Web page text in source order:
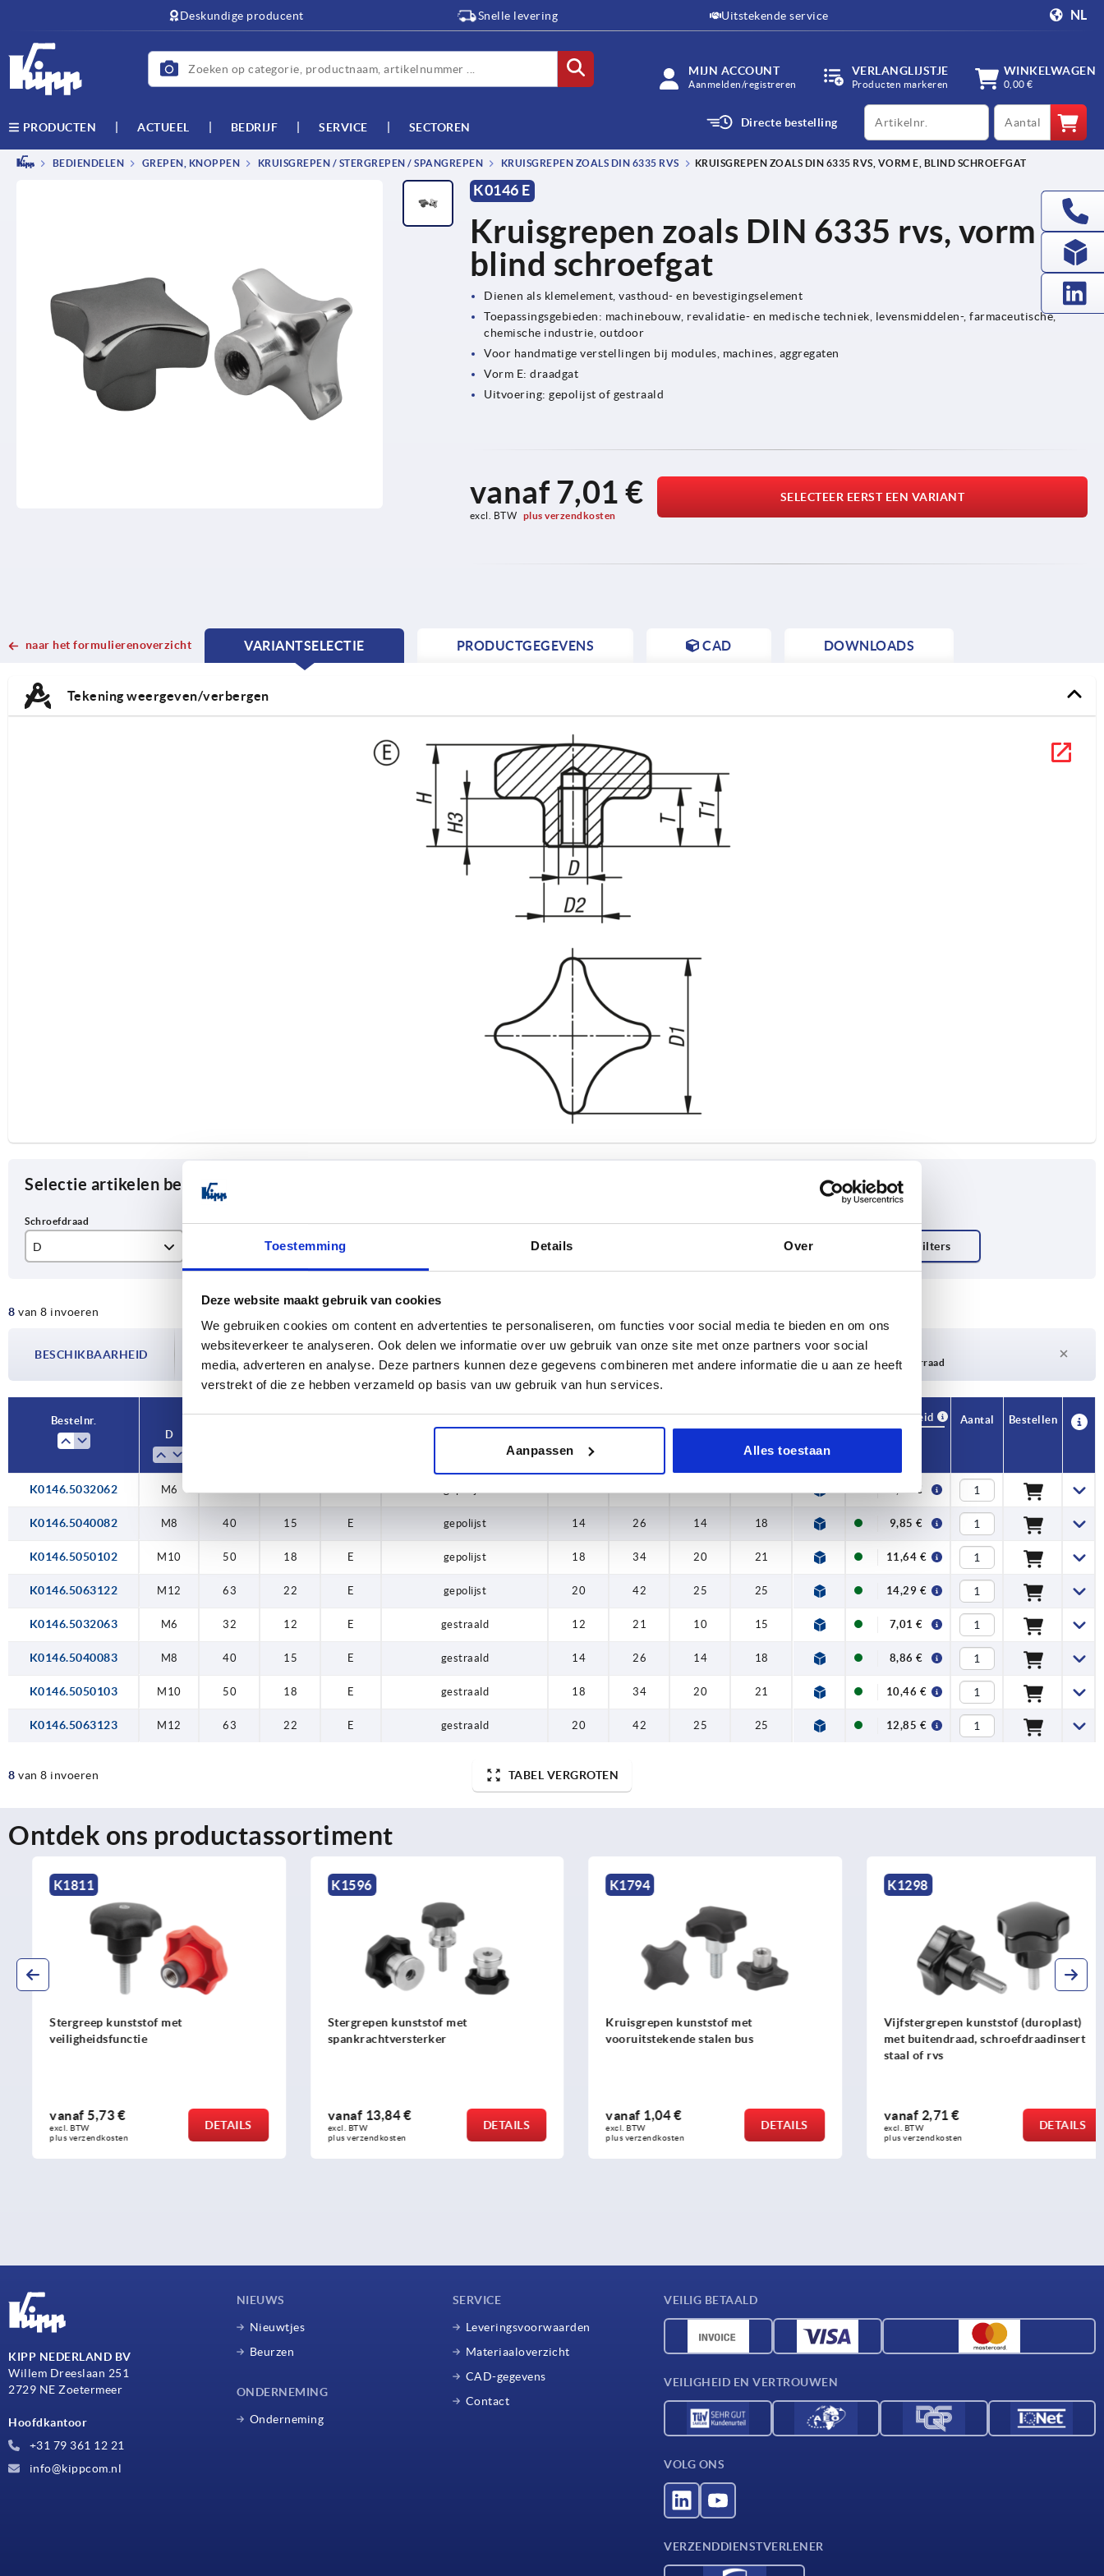
Toestemming Details Over
Deze website maakt gebruik van cookies
We gebruiken cookies om content en advertenties te personaliseren, om functies voor social media te bieden en om ons
websiteverkeer te analyseren. Ook delen we informatie over uw gebruik van onze site met onze partners voor social
media, adverteren en analyse. Deze partners kunnen deze gegevens combineren met andere informatie die u aan ze heeft
verstrekt of die ze hebben verzameld op basis van uw gebruik van hun services.
Aanpassen Alles toestaan
Deskundige producent Snelle levering Uitstekende service NL
MIJN ACCOUNT
Aanmelden/registreren
VERLANGLIJSTJE
Producten markeren
WINKELWAGEN
0,00 €
PRODUCTEN ACTUEEL BEDRIJF SERVICE SECTOREN Directe bestelling
productCode qty
BEDIENDELEN GREPEN, KNOPPEN KRUISGREPEN / STERGREPEN / SPANGREPEN KRUISGREPEN ZOALS DIN 6335 RVS KRUISGREPEN ZOALS DIN 6335 RVS, VORM E, BLIND SCHROEFGAT
K0146 E
Kruisgrepen zoals DIN 6335 rvs, vorm E,
blind schroefgat
Dienen als klemelement, vasthoud- en bevestigingselement
Toepassingsgebieden: machinebouw, revalidatie- en medische techniek, levensmiddelen-, farmaceutische,
chemische industrie, outdoor
Voor handmatige verstellingen bij modules, machines, aggregaten
Vorm E: draadgat
Uitvoering: gepolijst of gestraald
vanaf7,01 €
excl. BTW plus verzendkosten
SELECTEER EERST EEN VARIANT
naar het formulierenoverzicht
VARIANTSELECTIE
CURRENT
CURRENT
PRODUCTGEGEVENS CAD DOWNLOADS
Tekening weergeven/verbergen
Selectie artikelen begrenzen
D
M8
M12
50 18
Vorm Oppervlak basislichaam
8 van 8 invoeren
BESCHIKBAARHEID
bijgewerkt. In de laatste stap voordat je je bestelling afrondt, word je geïnformeerd
over de bevestigde verzenddatum.
1-3 dagen
Levertijd op aanvraag
4-20 dagen
Momenteel niet op voorraad
Bestelnr.
D
Oppervlak basislichaam
Beschikbaarheid
Aantal Bestellen
K0146.5032062 M6 7,78 €
K0146.5040082 M8 40 15 E gepolijst 14 26 14 18 9,85 €
K0146.5050102 M10 50 18 E gepolijst 18 34 20 21 11,64 €
K0146.5063122 M12 63 22 E gepolijst 20 42 25 25 14,29 €
K0146.5032063 M6 32 12 E gestraald 12 21 10 15 7,01 €
K0146.5040083 M8 40 15 E gestraald 14 26 14 18 8,86 €
K0146.5050103 M10 50 18 E gestraald 18 34 20 21 10,46 €
K0146.5063123 M12 63 22 E gestraald 20 42 25 25 12,85 €
8 van 8 invoeren TABEL VERGROTEN
Ontdek ons productassortiment
K1811
Stergreep kunststof met
veiligheidsfunctie
vanaf5,73 €
excl. BTW
plus verzendkosten
DETAILS
K1596
Stergrepen kunststof met
spankrachtversterker
vanaf13,84 €
excl. BTW
plus verzendkosten
DETAILS
K1794
Kruisgrepen kunststof met
vooruitstekende stalen bus
vanaf1,04 €
excl. BTW
plus verzendkosten
DETAILS
K1298
Vijfstergrepen kunststof (duroplast)
met buitendraad, schroefdraadinsert
staal of rvs
vanaf2,71 €
excl. BTW
plus verzendkosten
DETAILS
KIPP NEDERLAND BV
Willem Dreeslaan 251
2729 NE Zoetermeer
Hoofdkantoor
+31 79 361 12 21
info@kippcom.nl
NIEUWS
Nieuwtjes
Beurzen
ONDERNEMING
Onderneming
SERVICE
Leveringsvoorwaarden
Materiaaloverzicht
CAD-gegevens
Contact
VEILIG BETAALD
VEILIGHEID EN VERTROUWEN
VOLG ONS
VERZENDDIENSTVERLENER